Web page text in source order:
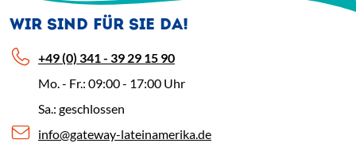
WIR SIND FÜR SIE DA!
+49 (0) 341 - 39 29 15 90
Mo. - Fr.: 09:00 - 17:00 Uhr
Sa.: geschlossen
info@gateway-lateinamerika.de